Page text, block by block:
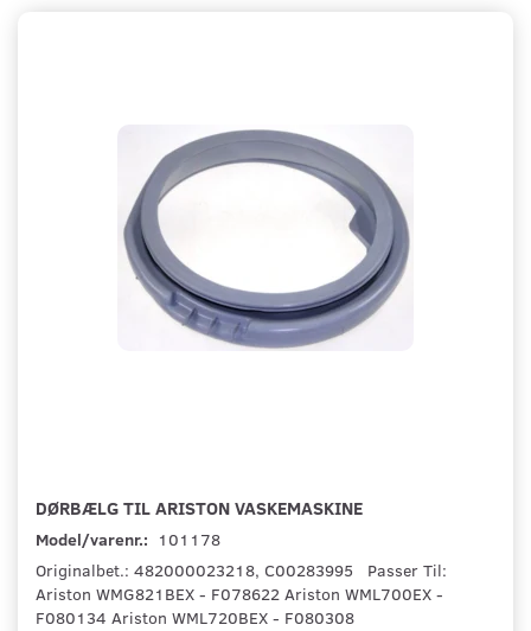
DØRBÆLG TIL ARISTON VASKEMASKINE
Model/varenr.: 101178
Originalbet.: 482000023218, C00283995 Passer Til:
Ariston WMG821BEX - F078622 Ariston WML700EX -
F080134 Ariston WML720BEX - F080308